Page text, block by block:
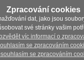
Zpracování cookies
dat, jako jsou
své stránky vašim
víc informací o
se zpracováním
se zpracováním